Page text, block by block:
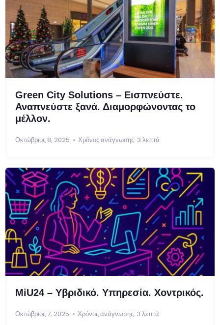
Green City Solutions – Εισπνεύστε.
Αναπνεύστε ξανά. Διαμορφώνοντας το
μέλλον.
Οκτώβριος 8, 2025 Χρόνος ανάγνωσης: 3 λεπτά
MiU24 – Υβριδικό. Υπηρεσία. Χοντρικός.
Οκτώβριος 7, 2025 Χρόνος ανάγνωσης: 3 λεπτά